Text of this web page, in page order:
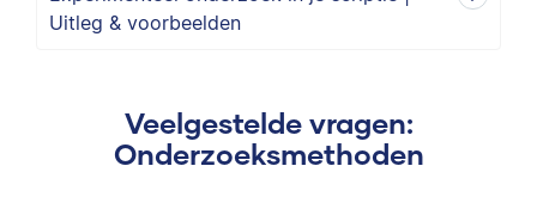
Uitleg & voorbeelden
Veelgestelde vragen:
Onderzoeksmethoden